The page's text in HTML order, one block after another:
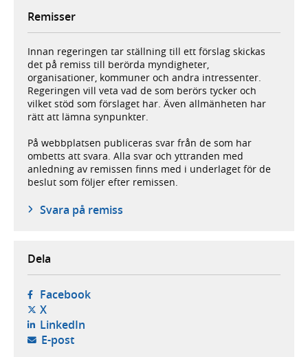
Remisser
Innan regeringen tar ställning till ett förslag skickas
det på remiss till berörda myndigheter,
organisationer, kommuner och andra intressenter.
Regeringen vill veta vad de som berörs tycker och
vilket stöd som förslaget har. Även allmänheten har
rätt att lämna synpunkter.
På webbplatsen publiceras svar från de som har
ombetts att svara. Alla svar och yttranden med
anledning av remissen finns med i underlaget för de
beslut som följer efter remissen.
Svara på remiss
Dela
Facebook- öppnas i ny flik, extern webbplats,
X- öppnas i ny flik, extern webbplats,
LinkedIn- öppnas i ny flik, extern webbplats,
E-post- öppnar din e-postklient,